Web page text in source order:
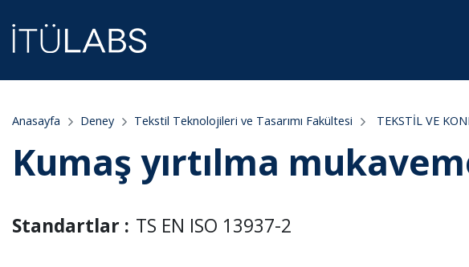
Anasayfa Deney Tekstil Teknolojileri ve Tasarımı Fakültesi TEKSTİL VE
Kumaş yırtılma
Standartlar : TS EN ISO 13937-2